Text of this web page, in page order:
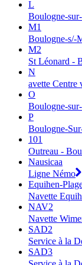
L
Boulogne-
M1
Boulogne-s/-
M2
St Léonard -
N
avette
O
Boulogne-
P
Boulogne-
101
Outreau -
Nausicaa
Ligne Némo
Equihen-
Navette
NAV2
Navette
SAD2
Service à la
SAD3